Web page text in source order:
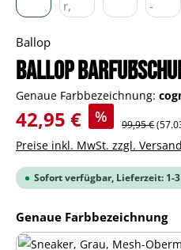
Ballop
BALLOP
Genaue Farbbezeichnung:
Verkaufspreis:
42,95 € % Regulärer
99,95 €
Preise inkl. MwSt. zzgl.
Sofort verfügbar, Lieferzeit: 1-3
Genaue Farbbezeichnung